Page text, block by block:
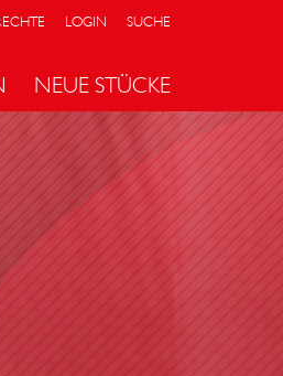
LOGIN SUCHE
NEUE STÜCKE